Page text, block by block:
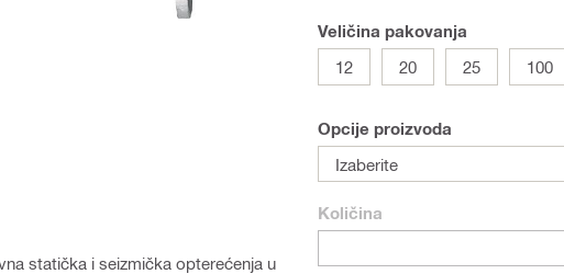
statička i seizmička opterećenja u
Veličina pakovanja
12
20 25 100
Opcije proizvoda
Izaberite
Količina